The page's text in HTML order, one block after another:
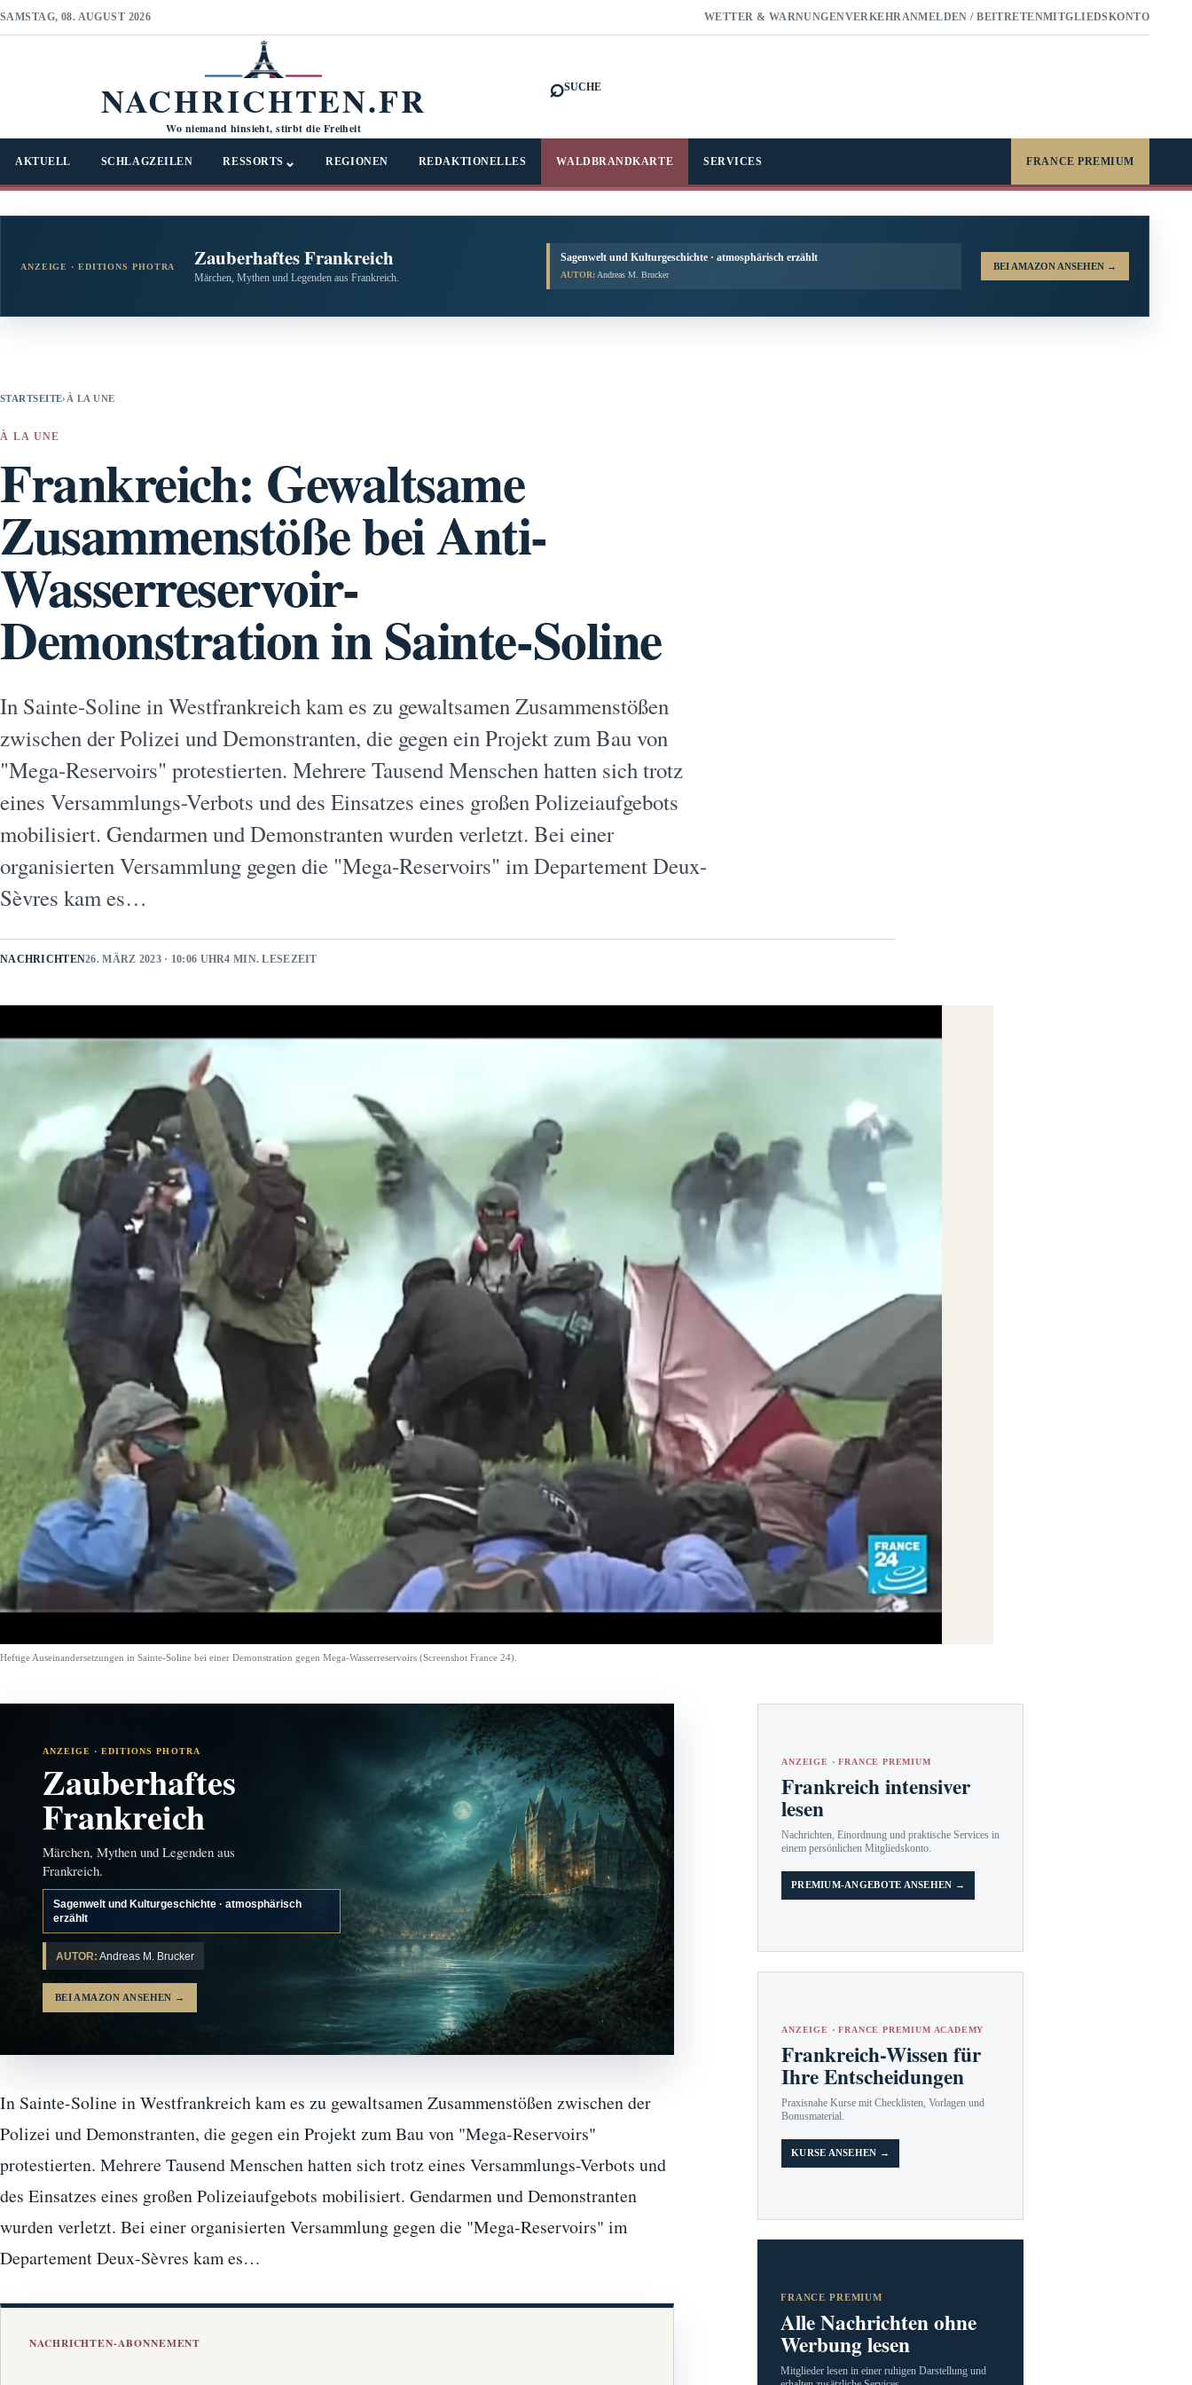
SAMSTAG, 08. AUGUST 2026 WETTER & WARNUNGENVERKEHRANMELDEN / BEITRETENMITGLIEDSKONTO
NACHRICHTEN.FR
Wo niemand hinsieht, stirbt die Freiheit
⌕SUCHE
AKTUELL SCHLAGZEILEN RESSORTS ⌄ REGIONEN REDAKTIONELLES WALDBRANDKARTE SERVICES FRANCE PREMIUM
ANZEIGE · EDITIONS PHOTRA Zauberhaftes Frankreich
Märchen, Mythen und Legenden aus Frankreich.
Sagenwelt und Kulturgeschichte · atmosphärisch erzählt
AUTOR:Andreas M. Brucker
BEI AMAZON ANSEHEN →
STARTSEITE› À LA UNE
À LA UNE
Frankreich: Gewaltsame
Zusammenstöße bei Anti-
Wasserreservoir-
Demonstration in Sainte-Soline
In Sainte-Soline in Westfrankreich kam es zu gewaltsamen Zusammenstößen
zwischen der Polizei und Demonstranten, die gegen ein Projekt zum Bau von
"Mega-Reservoirs" protestierten. Mehrere Tausend Menschen hatten sich trotz
eines Versammlungs-Verbots und des Einsatzes eines großen Polizeiaufgebots
mobilisiert. Gendarmen und Demonstranten wurden verletzt. Bei einer
organisierten Versammlung gegen die "Mega-Reservoirs" im Departement Deux-
Sèvres kam es…
NACHRICHTEN26. MÄRZ 2023 · 10:06 UHR4 MIN. LESEZEIT
Heftige Auseinandersetzungen in Sainte-Soline bei einer Demonstration gegen Mega-Wasserreservoirs (Screenshot France 24).
ANZEIGE · EDITIONS PHOTRA
Zauberhaftes
Frankreich
Märchen, Mythen und Legenden aus
Frankreich.
Sagenwelt und Kulturgeschichte · atmosphärisch
erzählt
AUTOR: Andreas M. Brucker
BEI AMAZON ANSEHEN →
In Sainte-Soline in Westfrankreich kam es zu gewaltsamen Zusammenstößen zwischen der
Polizei und Demonstranten, die gegen ein Projekt zum Bau von "Mega-Reservoirs"
protestierten. Mehrere Tausend Menschen hatten sich trotz eines Versammlungs-Verbots und
des Einsatzes eines großen Polizeiaufgebots mobilisiert. Gendarmen und Demonstranten
wurden verletzt. Bei einer organisierten Versammlung gegen die "Mega-Reservoirs" im
Departement Deux-Sèvres kam es…
NACHRICHTEN-ABONNEMENT
ANZEIGE · FRANCE PREMIUM
Frankreich intensiver
lesen
Nachrichten, Einordnung und praktische Services in
einem persönlichen Mitgliedskonto.
PREMIUM-ANGEBOTE ANSEHEN →
ANZEIGE · FRANCE PREMIUM ACADEMY
Frankreich-Wissen für
Ihre Entscheidungen
Praxisnahe Kurse mit Checklisten, Vorlagen und
Bonusmaterial.
KURSE ANSEHEN →
FRANCE PREMIUM
Alle Nachrichten ohne
Werbung lesen
Mitglieder lesen in einer ruhigen Darstellung und